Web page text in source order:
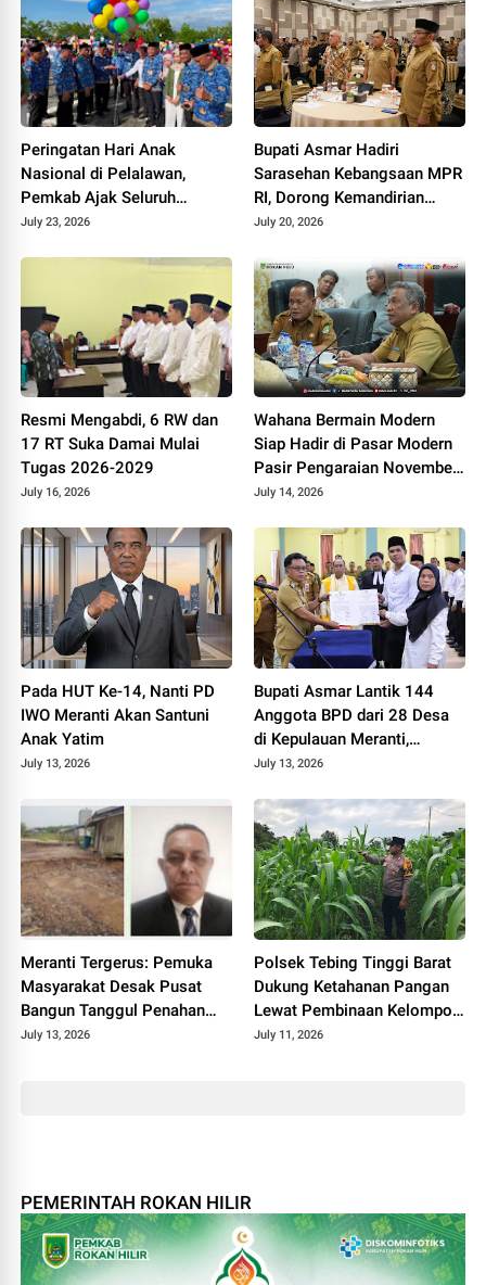
Peringatan Hari Anak
Nasional di Pelalawan,
Pemkab Ajak Seluruh
Elemen Wujudkan Generasi
July 23, 2026
Bupati Asmar Hadiri
Sarasehan Kebangsaan MPR
RI, Dorong Kemandirian
Fiskal Daerah
July 20, 2026
Resmi Mengabdi, 6 RW dan
17 RT Suka Damai Mulai
Tugas 2026-2029
July 16, 2026
Wahana Bermain Modern
Siap Hadir di Pasar Modern
Pasir Pengaraian November
2026
July 14, 2026
Pada HUT Ke-14, Nanti PD
IWO Meranti Akan Santuni
Anak Yatim
July 13, 2026
Bupati Asmar Lantik 144
Anggota BPD dari 28 Desa
di Kepulauan Meranti,
Tekankan Integritas dan
July 13, 2026
Meranti Tergerus: Pemuka
Masyarakat Desak Pusat
Bangun Tanggul Penahan
Gelombang
July 13, 2026
Polsek Tebing Tinggi Barat
Dukung Ketahanan Pangan
Lewat Pembinaan Kelompok
Tani Tunas Harapan Maju
July 11, 2026
PEMERINTAH ROKAN HILIR